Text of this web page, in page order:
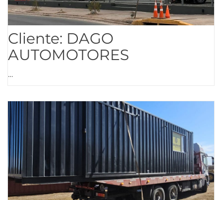
Cliente: DAGO
AUTOMOTORES
…